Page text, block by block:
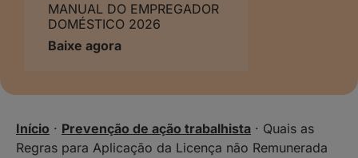
MANUAL DO EMPREGADOR
DOMÉSTICO 2026
Baixe agora
Início · Prevenção de ação trabalhista · Quais as
Regras para Aplicação da Licença não Remunerada